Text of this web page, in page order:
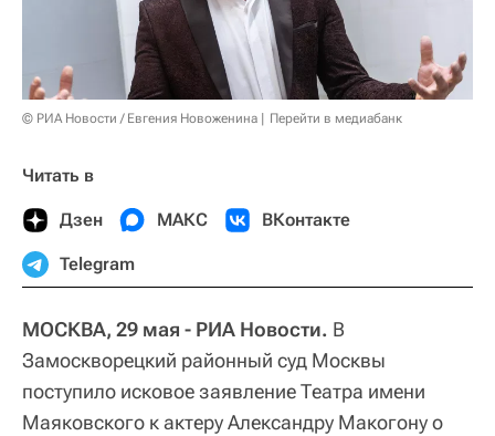
© РИА Новости / Евгения Новоженина Перейти в медиабанк
Читать в
Дзен МАКС ВКонтакте
Telegram
МОСКВА, 29 мая - РИА Новости. В
Замоскворецкий районный суд Москвы
поступило исковое заявление Театра имени
Маяковского к актеру Александру Макогону о